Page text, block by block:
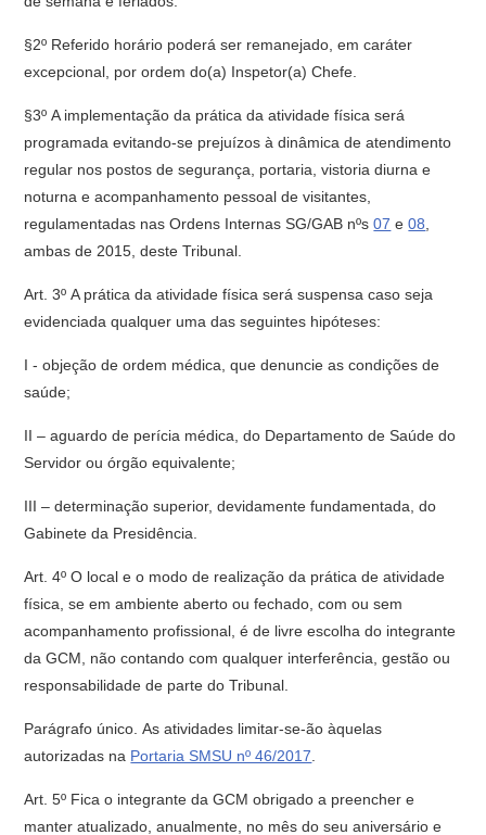
§2º Referido horário poderá ser remanejado, em caráter
excepcional, por ordem do(a) Inspetor(a) Chefe.
§3º A implementação da prática da atividade física será
programada evitando-se prejuízos à dinâmica de atendimento
regular nos postos de segurança, portaria, vistoria diurna e
noturna e acompanhamento pessoal de visitantes,
regulamentadas nas Ordens Internas SG/GAB nºs07 e08
ambas de 2015, deste Tribunal.
Art. 3º A prática da atividade física será suspensa caso seja
evidenciada qualquer uma das seguintes hipóteses:
I - objeção de ordem médica, que denuncie as condições de
saúde;
II – aguardo de perícia médica, do Departamento de Saúde do
Servidor ou órgão equivalente;
III – determinação superior, devidamente fundamentada, do
Gabinete da Presidência.
Art. 4º O local e o modo de realização da prática de atividade
física, se em ambiente aberto ou fechado, com ou sem
acompanhamento profissional, é de livre escolha do integrante
da GCM, não contando com qualquer interferência, gestão ou
responsabilidade de parte do Tribunal.
Parágrafo único. As atividades limitar-se-ão àquelas
autorizadas na Portaria SMSU nº 46/2017
Art. 5º Fica o integrante da GCM obrigado a preencher e
manter atualizado, anualmente, no mês do seu aniversário e